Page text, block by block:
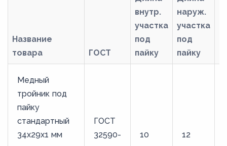
Название
товара
ГОСТ
внутр.
участка
под
пайку
наруж.
участка
под
пайку
Медный
тройник под
пайку
стандартный
34х29х1 мм
ГОСТ
32590-
10 12